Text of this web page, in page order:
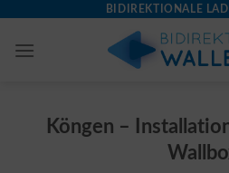
content
BIDIREKTIONALE
Köngen –